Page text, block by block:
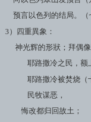
预言以色列的结局。（
3）四重異象：
神光辉的形狀；拜偶
耶路撒冷之民，额
耶路撒冷被焚烧（
民牧谋恶，
悔改都归回故土；